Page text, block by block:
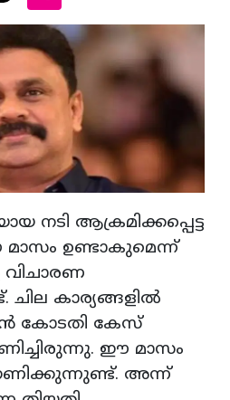
നടി ആക്രമിക്കപ്പെട്ട
ഉണ്ടാകുമെന്ന്
ചില കാര്യങ്ങളില്‍
കോടതി കേസ്
ഈ മാസം
അന്ന്